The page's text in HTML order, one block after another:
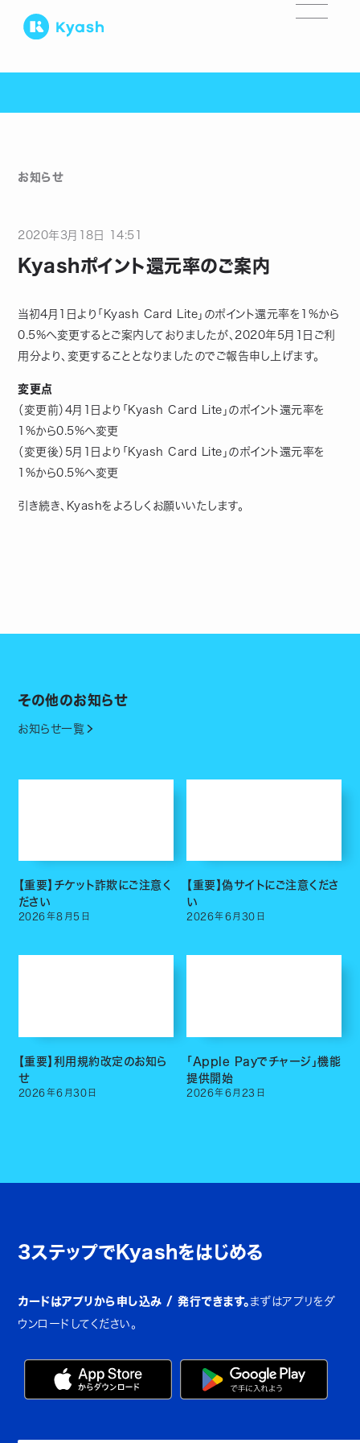
お知らせ
2020年 3月 18 日 14:51
Kyashポイント還元率のご案内
当初4月1日より「Kyash Card Lite」のポイント還元率を1%から
0.5%へ変更するとご案内しておりましたが、2020年5月1日ご利
用分より、変更することとなりましたのでご報告申し上げます。
変更点
（変更前）4月1日より「Kyash Card Lite」のポイント還元率を
1%から0.5%へ変更
（変更後）5月1日より「Kyash Card Lite」のポイント還元率を
1%から0.5%へ変更
引き続き、Kyashをよろしくお願いいたします。
その他のお知らせ
お知らせ一覧
【重要】チケット詐欺にご注意く
ださい
2026年8 月 5 日
【重要】偽サイトにご注意くださ
い
2026年6月 30 日
【重要】利用規約改定のお知ら
せ
2026年6 月 30 日
「Apple Payでチャージ」機能
提供開始
2026年6 月 23 日
3ステップでKyashをはじめる
カードはアプリから申し込み / 発行できます。 まずはアプリをダ
ウンロードしてください。